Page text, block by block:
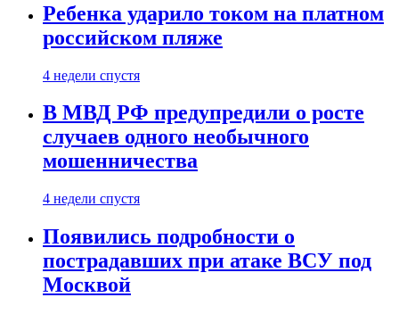
Ребенка ударило током на платном
российском пляже
4 недели спустя
В МВД РФ предупредили о росте
случаев одного необычного
мошенничества
4 недели спустя
Появились подробности о
пострадавших при атаке ВСУ под
Москвой